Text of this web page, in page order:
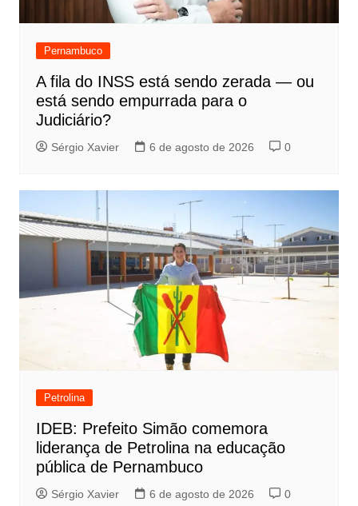
Pernambuco
A fila do INSS está sendo zerada — ou
está sendo empurrada para o
Judiciário?
Sérgio Xavier 6 de agosto de 2026 0
Petrolina
IDEB: Prefeito Simão comemora
liderança de Petrolina na educação
pública de Pernambuco
Sérgio Xavier 6 de agosto de 2026 0